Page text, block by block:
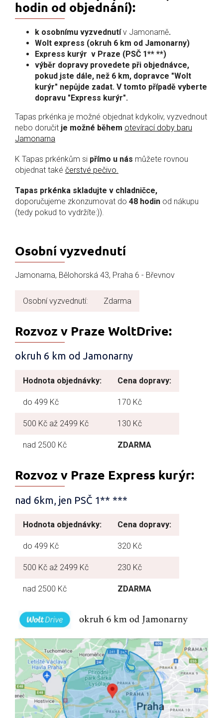
hodin od objednání):
k osobnímu vyzvednutív Jamonarně.
Wolt express (okruh 6 km od Jamonarny)
Express kurýr v Praze (PSČ 1** **)
výběr dopravy provedete při objednávce,
pokud jste dále, než 6 km, dopravce "Wolt
kurýr" nepůjde zadat. V tomto případě vyberte
dopravu "Express kurýr".
Tapas prkénka je možné objednat kdykoliv, vyzvednout
nebo doručit je možné během otevírací doby baru
Jamonarna
K Tapas prkénkům si přímo u nás můžete rovnou
objednat také čerstvé pečivo.
Tapas prkénka skladujte v chladničce,
doporučujeme zkonzumovat do 48 hodin od nákupu
(tedy pokud to vydržíte:)).
Osobní vyzvednutí
Jamonarna, Bělohorská 43, Praha 6 - Břevnov
Osobní vyzvednutí: Zdarma
Rozvoz v Praze WoltDrive:
okruh 6 km od Jamonarny
Hodnota objednávky: Cena dopravy:
do 499 Kč 170 Kč
500 Kč až 2499 Kč 130 Kč
nad 2500 Kč ZDARMA
Rozvoz v Praze Express kurýr:
nad 6km, jen PSČ 1** ***
Hodnota objednávky: Cena dopravy:
do 499 Kč 320 Kč
500 Kč až 2499 Kč 230 Kč
nad 2500 Kč ZDARMA